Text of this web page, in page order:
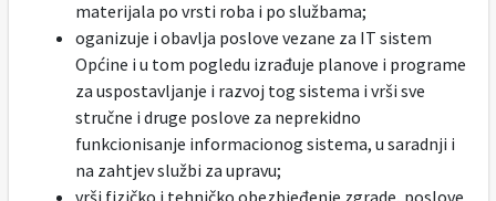
materijala po vrsti roba i po službama;
oganizuje i obavlja poslove vezane za IT sistem
Općine i u tom pogledu izrađuje planove i programe
za uspostavljanje i razvoj tog sistema i vrši sve
stručne i druge poslove za neprekidno
funkcionisanje informacionog sistema, u saradnji i
na zahtjev službi za upravu;
vrši fizičko i tehničko obezbjeđenje zgrade, poslove